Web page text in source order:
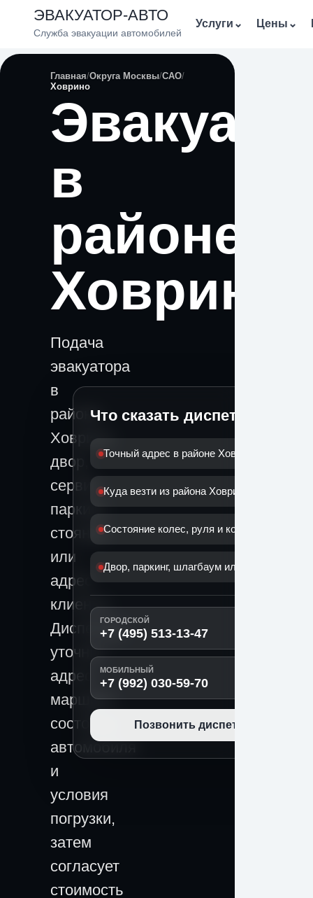
ЭВАКУАТОР-АВТО
Служба эвакуации автомобилей
Услуги ⌄ Цены ⌄
Главная Округа Москвы САО
Ховрино
в
районе
Ховрино
Подача
эвакуатора
в
районе
Ховрино:
двор,
сервис,
паркинг,
стоянка
или
адрес
клиента.
Диспетчер
уточнит
адрес,
маршрут,
состояние
автомобиля
и
условия
погрузки,
затем
согласует
стоимость
Что сказать диспетчеру
Точный адрес в районе Ховрино
Куда везти из района Ховрино
Состояние колес, руля и коробки
Двор, паркинг, шлагбаум или дорога
ГОРОДСКОЙ
+7 (495) 513-13-47
МОБИЛЬНЫЙ
+7 (992) 030-59-70
Позвонить диспетчеру